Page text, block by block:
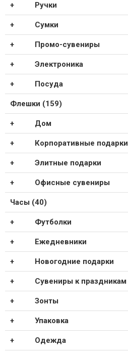
Ручки
Сумки
Промо-сувениры
Электроника
Посуда
Флешки (159)
Дом
Корпоративные подарки
Элитные подарки
Офисные сувениры
Часы (40)
Футболки
Ежедневники
Новогодние подарки
Сувениры к праздникам
Зонты
Упаковка
Одежда